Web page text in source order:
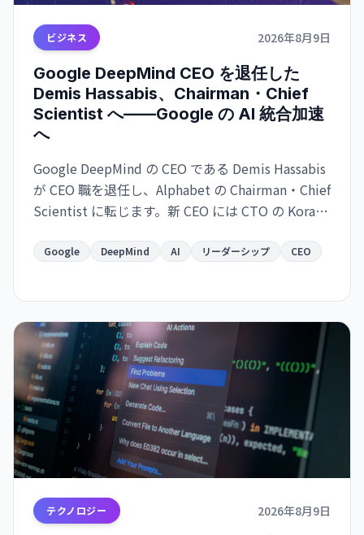
ビジネス 2026年8月9日
Google DeepMind CEO を退任した
Demis Hassabis、Chairman・Chief
Scientist へ——Google の AI 統合加速
へ
Google DeepMind の CEO である Demis Hassabis
が CEO 職を退任し、Alphabet の Chairman・Chief
Scientist に転じます。新 CEO には CTO の Koray
長期展望で分離される大きな人事変更です。
Google DeepMind AI リーダーシップ CEO
テクノロジー 2026年8月9日